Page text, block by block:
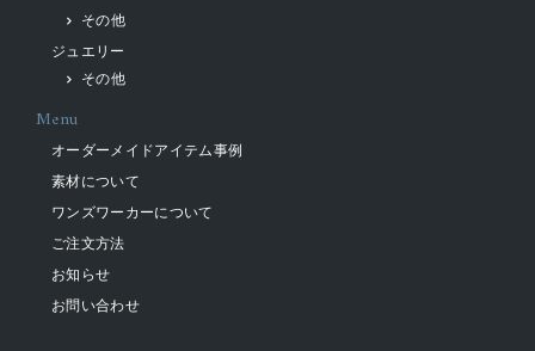
その他
ジュエリー
その他
Menu
オーダーメイドアイテム事例
素材について
ワンズワーカーについて
ご注文方法
お知らせ
お問い合わせ